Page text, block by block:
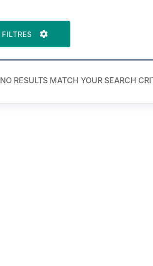
FILTRES
NO RESULTS MATCH YOUR SEARCH